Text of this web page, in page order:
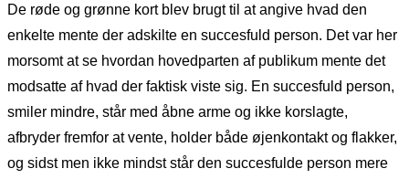
De røde og grønne kort blev brugt til at angive hvad den
enkelte mente der adskilte en succesfuld person. Det var her
morsomt at se hvordan hovedparten af publikum mente det
modsatte af hvad der faktisk viste sig. En succesfuld person,
smiler mindre, står med åbne arme og ikke korslagte,
afbryder fremfor at vente, holder både øjenkontakt og flakker,
og sidst men ikke mindst står den succesfulde person mere